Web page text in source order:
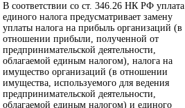
В соответствии со ст. 346.26 НК РФ уплата
единого налога предусматривает замену
уплаты налога на прибыль организаций (в
отношении прибыли, полученной от
предпринимательской деятельности,
облагаемой единым налогом), налога на
имущество организаций (в отношении
имущества, используемого для ведения
предпринимательской деятельности,
облагаемой единым налогом) и единого